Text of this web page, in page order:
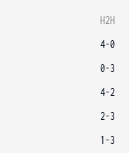
H2H
4-0
0-3
4-2
2-3
1-3